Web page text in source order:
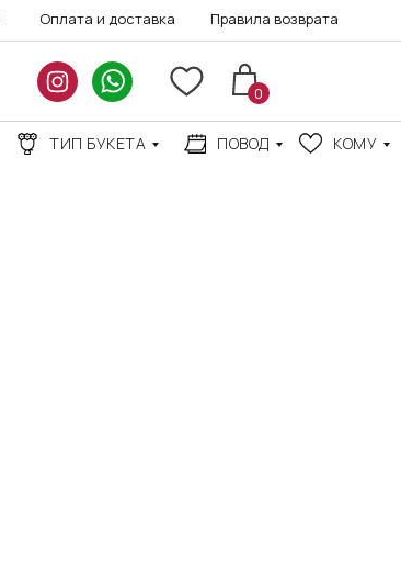
ПОВОД КОМУ
0
ТИП БУКЕТА
Оплата и доставка Правила возврата